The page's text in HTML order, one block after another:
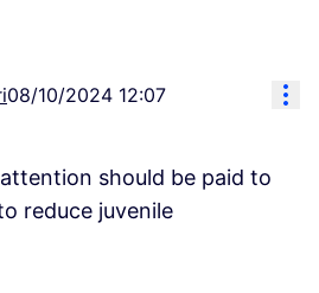
08/10/2024 12:07
should be paid to
reduce juvenile